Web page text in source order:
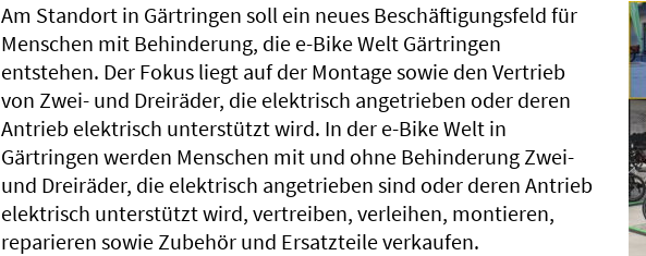
Am Standort in Gärtringen soll ein neues Beschäftigungsfeld für
Menschen mit Behinderung, die e-Bike Welt Gärtringen
entstehen. Der Fokus liegt auf der Montage sowie den Vertrieb
von Zwei- und Dreiräder, die elektrisch angetrieben oder deren
Antrieb elektrisch unterstützt wird. In der e-Bike Welt in
Gärtringen werden Menschen mit und ohne Behinderung Zwei-
und Dreiräder, die elektrisch angetrieben sind oder deren Antrieb
elektrisch unterstützt wird, vertreiben, verleihen, montieren,
reparieren sowie Zubehör und Ersatzteile verkaufen.